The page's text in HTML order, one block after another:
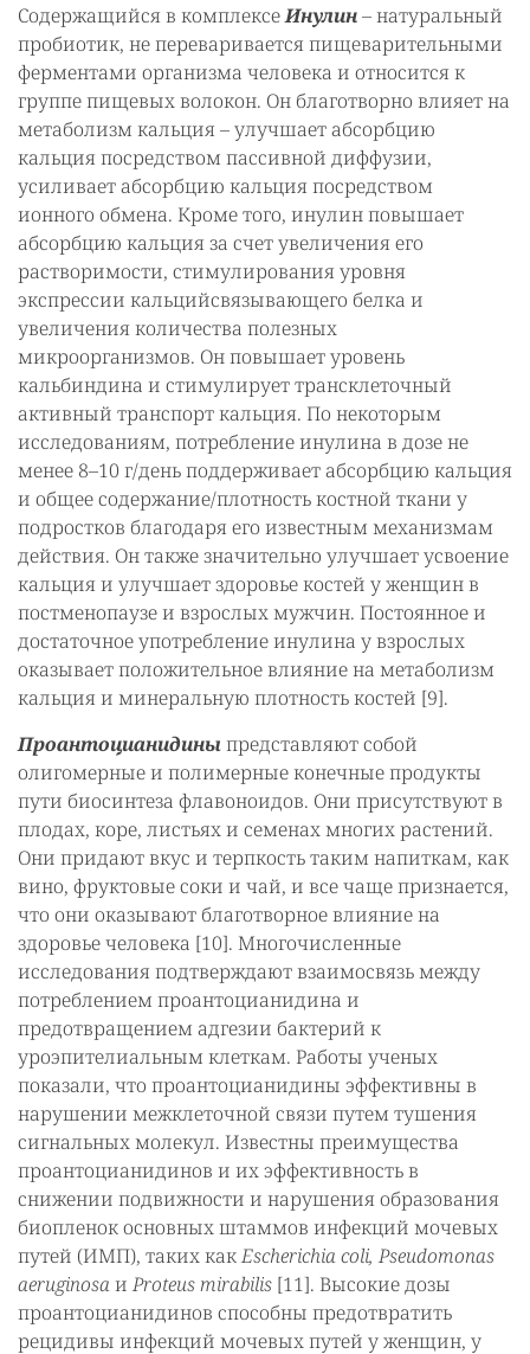
Содержащийся в комплексеИнулин– натуральный
пробиотик, не переваривается пищеварительными
ферментами организма человека и относится к
группе пищевых волокон. Он благотворно влияет на
метаболизм кальция – улучшает абсорбцию
кальция посредством пассивной диффузии,
усиливает абсорбцию кальция посредством
ионного обмена. Кроме того, инулин повышает
абсорбцию кальция за счет увеличения его
растворимости, стимулирования уровня
экспрессии кальцийсвязывающего белка и
увеличения количества полезных
микроорганизмов. Он повышает уровень
кальбиндина и стимулирует трансклеточный
активный транспорт кальция. По некоторым
исследованиям, потребление инулина в дозе не
менее 8–10 г/день поддерживает абсорбцию кальция
и общее содержание/плотность костной ткани у
подростков благодаря его известным механизмам
действия. Он также значительно улучшает усвоение
кальция и улучшает здоровье костей у женщин в
постменопаузе и взрослых мужчин. Постоянное и
достаточное употребление инулина у взрослых
оказывает положительное влияние на метаболизм
кальция и минеральную плотность костей [9].
Проантоцианидиныпредставляют собой
олигомерные и полимерные конечные продукты
пути биосинтеза флавоноидов. Они присутствуют в
плодах, коре, листьях и семенах многих растений.
Они придают вкус и терпкость таким напиткам, как
вино, фруктовые соки и чай, и все чаще признается,
что они оказывают благотворное влияние на
здоровье человека [10]. Многочисленные
исследования подтверждают взаимосвязь между
потреблением проантоцианидина и
предотвращением адгезии бактерий к
уроэпителиальным клеткам. Работы ученых
показали, что проантоцианидины эффективны в
нарушении межклеточной связи путем тушения
сигнальных молекул. Известны преимущества
проантоцианидинов и их эффективность в
снижении подвижности и нарушения образования
биопленок основных штаммов инфекций мочевых
путей (ИМП), таких какEscherichia coli, Pseudomonas
aeruginosaи Proteus mirabilis [11]. Высокие дозы
проантоцианидинов способны предотвратить
рецидивы инфекций мочевых путей у женщин, у